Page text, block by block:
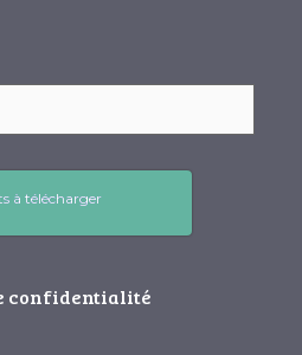
à télécharger
confidentialité